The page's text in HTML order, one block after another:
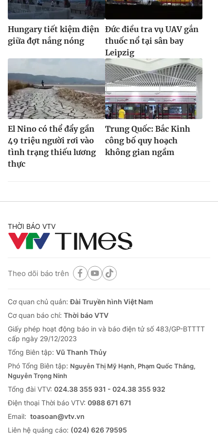
Hungary tiết kiệm điện
giữa đợt nắng nóng
Đức điều tra vụ UAV gắn
thuốc nổ tại sân bay
Leipzig
El Nino có thể đẩy gần
49 triệu người rơi vào
tình trạng thiếu lương
thực
Trung Quốc: Bắc Kinh
công bố quy hoạch
không gian ngầm
THỜI BÁO VTV
Theo dõi báo trên
Cơ quan chủ quản:Đài Truyền hình Việt Nam
Cơ quan báo chí: Thời báo VTV
Giấy phép hoạt động báo in và báo điện tử số 483/GP-BTTTT
cấp ngày 29/12/2023
Tổng Biên tập: Vũ Thanh Thủy
Phó Tổng Biên tập: Nguyễn Thị Mỹ Hạnh, Phạm Quốc Thắng,
Nguyễn Trọng Ninh
Tổng đài VTV: 024.38 355 931 - 024.38 355 932
Ðiện thoại Thời báo VTV: 0988 671 671
Email: toasoan@vtv.vn
Liên hệ quảng cáo: (024) 626 79595